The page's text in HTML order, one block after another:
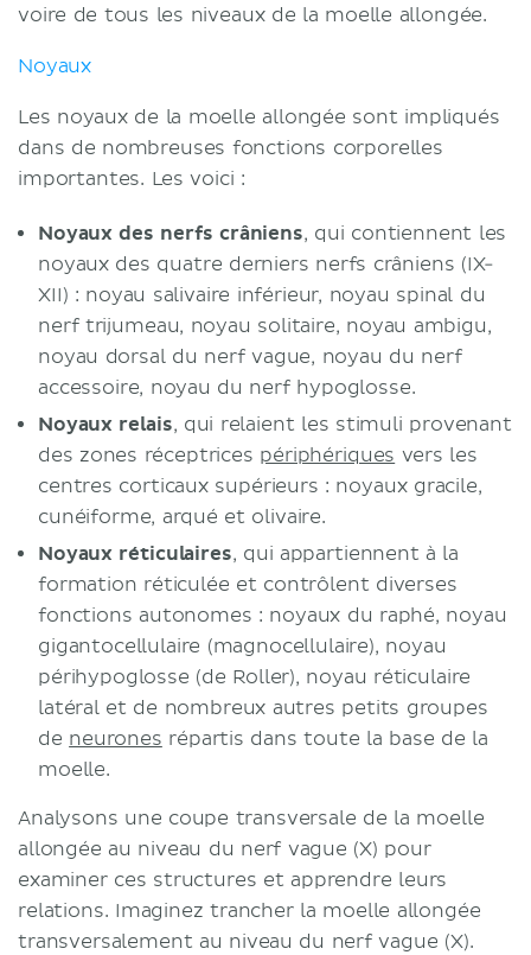
voire de tous les niveaux de la moelle allongée.
Noyaux
Les noyaux de la moelle allongée sont impliqués
dans de nombreuses fonctions corporelles
importantes. Les voici :
Noyaux des nerfs crâniens, qui contiennent les
noyaux des quatre derniers nerfs crâniens (IX-
XII) : noyau salivaire inférieur, noyau spinal du
nerf trijumeau, noyau solitaire, noyau ambigu,
noyau dorsal du nerf vague, noyau du nerf
accessoire, noyau du nerf hypoglosse.
Noyaux relais, qui relaient les stimuli provenant
des zones réceptrices périphériques vers les
centres corticaux supérieurs : noyaux gracile,
cunéiforme, arqué et olivaire.
Noyaux réticulaires, qui appartiennent à la
formation réticulée et contrôlent diverses
fonctions autonomes : noyaux du raphé, noyau
gigantocellulaire (magnocellulaire), noyau
périhypoglosse (de Roller), noyau réticulaire
latéral et de nombreux autres petits groupes
de neurones répartis dans toute la base de la
moelle.
Analysons une coupe transversale de la moelle
allongée au niveau du nerf vague (X) pour
examiner ces structures et apprendre leurs
relations. Imaginez trancher la moelle allongée
transversalement au niveau du nerf vague (X).